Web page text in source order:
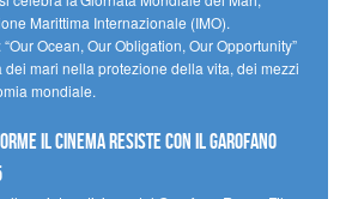
Marittima Internazionale (IMO).
Ocean, Our Obligation, Our Opportunity”
dei mari nella protezione della vita, dei mezzi
mondiale.
il cinema resiste con il Garofano